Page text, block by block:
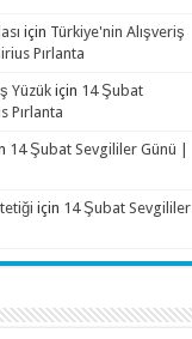
için Türkiye'nin Alışveriş
Pırlanta
Yüzükiçin 14 Şubat
Pırlanta
14 Şubat Sevgililer Günü |
için 14 Şubat Sevgililer